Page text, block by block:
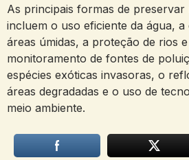
As principais formas de
incluem o uso eficiente da água,
áreas úmidas, a proteção de rios
monitoramento de fontes de
espécies exóticas invasoras, o
áreas degradadas e o uso de
meio ambiente.